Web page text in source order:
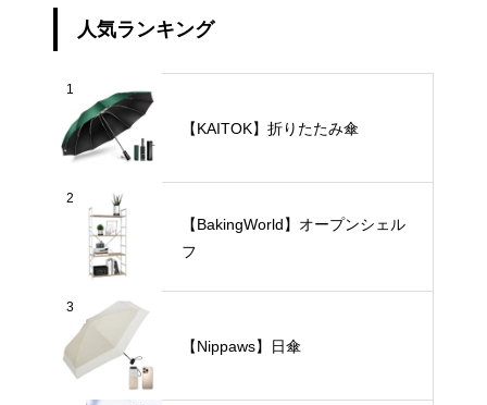
人気ランキング
1
【KAITOK】折りたたみ傘
2
【BakingWorld】オープンシェル
フ
3
【Nippaws】日傘